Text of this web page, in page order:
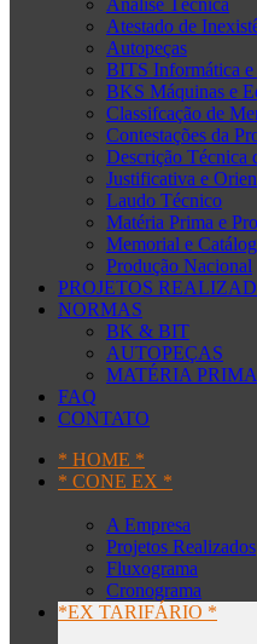
Análise Técnica
Atestado de
Autopeças
BITS Informática e
BKS Máquinas e
Classifcação de
Contestações da
Descrição Técnica
Justificativa e
Laudo Técnico
Matéria Prima e
Memorial e
Produção Nacional
PROJETOS
NORMAS
BK & BIT
AUTOPEÇAS
MATÉRIA PRIMA
FAQ
CONTATO
* HOME *
* CONE EX *
A Empresa
Projetos Realizados
Fluxograma
Cronograma
*EX TARIFÁRIO *